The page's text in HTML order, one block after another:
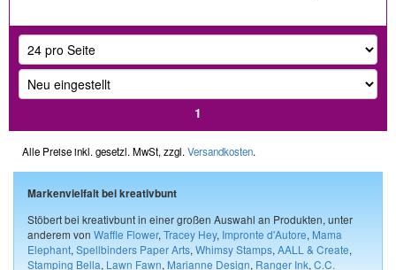
1
Alle Preise inkl. gesetzl. MwSt, zzgl. Versandkosten.
Markenvielfalt bei kreativbunt
Stöbert bei kreativbunt in einer großen Auswahl an Produkten, unter
anderem von Waffle Flower, Tracey Hey, Impronte d'Autore, Mama
Elephant, Spellbinders Paper Arts, Whimsy Stamps, AALL & Create,
Stamping Bella, Lawn Fawn, Marianne Design, Ranger Ink, C.C.